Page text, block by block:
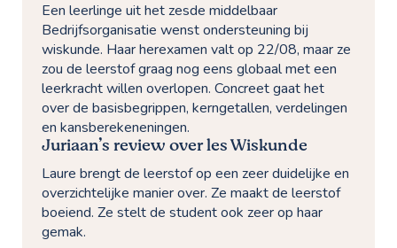
Een leerlinge uit het zesde middelbaar
Bedrijfsorganisatie wenst ondersteuning bij
wiskunde. Haar herexamen valt op 22/08, maar ze
zou de leerstof graag nog eens globaal met een
leerkracht willen overlopen. Concreet gaat het
over de basisbegrippen, kerngetallen, verdelingen
en kansberekeneningen.
Juriaan’s review over les Wiskunde
Laure brengt de leerstof op een zeer duidelijke en
overzichtelijke manier over. Ze maakt de leerstof
boeiend. Ze stelt de student ook zeer op haar
gemak.